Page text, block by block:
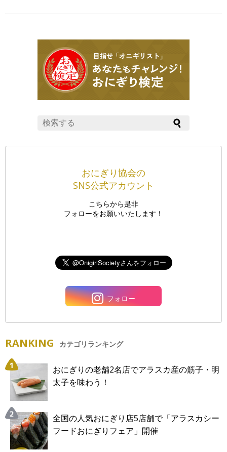
おにぎり協会の
SNS公式アカウント
こちらから是非
フォローをお願いいたします！
フォロー
RANKING カテゴリランキング
おにぎりの老舗2名店でアラスカ産の筋子・明
太子を味わう！
全国の人気おにぎり店5店舗で「アラスカシー
フードおにぎりフェア」開催